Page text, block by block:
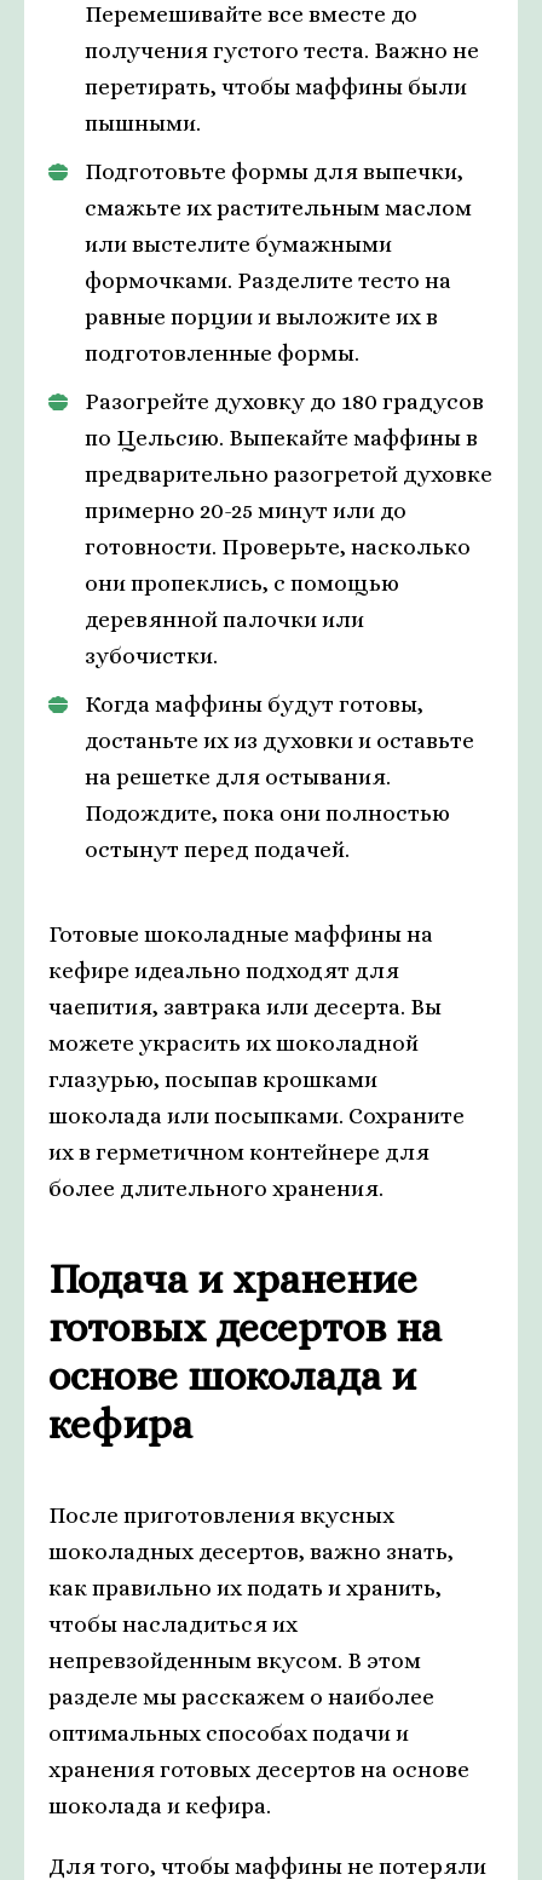
Перемешивайте все вместе до
получения густого теста. Важно не
перетирать, чтобы маффины были
пышными.
Подготовьте формы для выпечки,
смажьте их растительным маслом
или выстелите бумажными
формочками. Разделите тесто на
равные порции и выложите их в
подготовленные формы.
Разогрейте духовку до 180 градусов
по Цельсию. Выпекайте маффины в
предварительно разогретой духовке
примерно 20-25 минут или до
готовности. Проверьте, насколько
они пропеклись, с помощью
деревянной палочки или
зубочистки.
Когда маффины будут готовы,
достаньте их из духовки и оставьте
на решетке для остывания.
Подождите, пока они полностью
остынут перед подачей.
Готовые шоколадные маффины на
кефире идеально подходят для
чаепития, завтрака или десерта. Вы
можете украсить их шоколадной
глазурью, посыпав крошками
шоколада или посыпками. Сохраните
их в герметичном контейнере для
более длительного хранения.
Подача и хранение
готовых десертов на
основе шоколада и
кефира
После приготовления вкусных
шоколадных десертов, важно знать,
как правильно их подать и хранить,
чтобы насладиться их
непревзойденным вкусом. В этом
разделе мы расскажем о наиболее
оптимальных способах подачи и
хранения готовых десертов на основе
шоколада и кефира.
Для того, чтобы маффины не потеряли